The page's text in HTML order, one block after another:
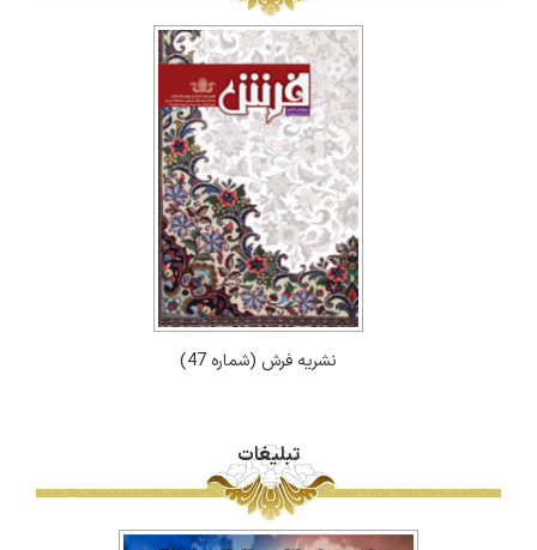
نشریه فرش (شماره 47)
تبلیغات